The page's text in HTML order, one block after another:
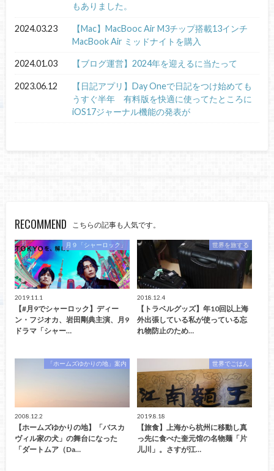
もありました。
2024.03.23
【Mac】MacBooc Air M3チップ搭載13インチ
MacBook Air ミッドナイトを購入
2024.01.03 【ブログ運営】2024年を迎えるに当たって
2023.06.12
【日記アプリ】Day Oneで日記をつけ始めても
うすぐ半年 有料版を快適に使ってたところに
iOS17ジャーナル機能の発表が
RECOMMEND こちらの記事も人気です。
月９「シャーロック」
2019.11.1
【#月9でシャーロック】ディー
ン・フジオカ、岩田剛典主演、月9
ドラマ「シャー…
世界を旅する
2018.12.4
【トラベルグッズ】年10回以上海
外出張している私が使っている忘
れ物防止のため…
「ホームズゆかりの地」案内
2008.12.2
【ホームズゆかりの地】「バスカ
ヴィル家の犬」の舞台になった
「ダートムア（Da…
世界でごはん
2019.8.18
【旅食】上海から杭州に移動し真
っ先に食べた奎元馆の名物麺「片
儿川」。さすが江…